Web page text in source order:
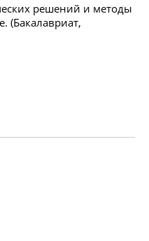
решений и методы
(Бакалавриат,